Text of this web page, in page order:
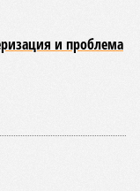
и проблема